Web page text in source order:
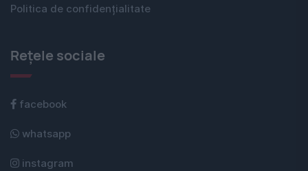
Politica de confidențialitate
Rețele sociale
facebook
whatsapp
instagram